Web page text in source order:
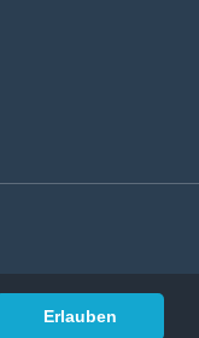
Erlauben